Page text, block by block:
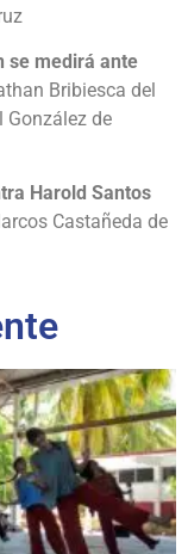
se medirá ante
Bribiesca del
González de
Harold Santos
Castañeda de